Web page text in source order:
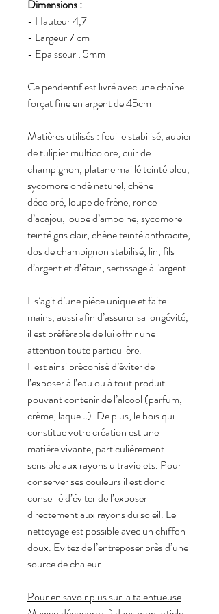
Dimensions :
- Hauteur 4,7
- Largeur 7 cm
- Epaisseur : 5mm
Ce pendentif est livré avec une chaîne
forçat fine en argent de 45cm
Matières utilisés : feuille stabilisé, aubier
de tulipier multicolore, cuir de
champignon, platane maillé teinté bleu,
sycomore ondé naturel, chêne
décoloré, loupe de frêne, ronce
d’acajou, loupe d’amboine, sycomore
teinté gris clair, chêne teinté anthracite,
dos de champignon stabilisé, lin, fils
d’argent et d’étain, sertissage à l'argent
Il s’agit d’une pièce unique et faite
mains, aussi afin d’assurer sa longévité,
il est préférable de lui offrir une
attention toute particulière.
Il est ainsi préconisé d’éviter de
l’exposer à l’eau ou à tout produit
pouvant contenir de l’alcool (parfum,
crème, laque…). De plus, le bois qui
constitue votre création est une
matière vivante, particulièrement
sensible aux rayons ultraviolets. Pour
conserver ses couleurs il est donc
conseillé d’éviter de l’exposer
directement aux rayons du soleil. Le
nettoyage est possible avec un chiffon
doux. Evitez de l’entreposer près d’une
source de chaleur.
Pour en savoir plus sur la talentueuse